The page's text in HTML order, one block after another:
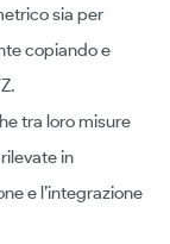
sia per
copiando e
tra loro misure
in
e l’integrazione